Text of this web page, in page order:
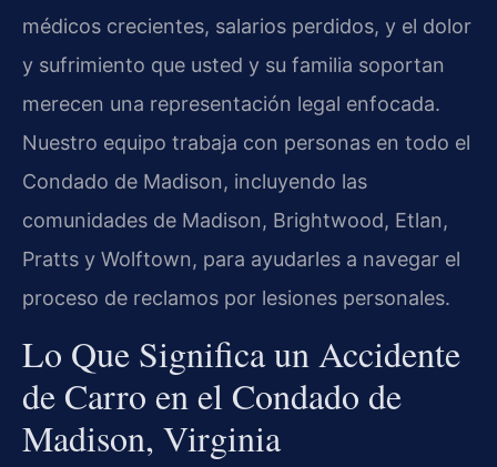
médicos crecientes, salarios perdidos, y el dolor
y sufrimiento que usted y su familia soportan
merecen una representación legal enfocada.
Nuestro equipo trabaja con personas en todo el
Condado de Madison, incluyendo las
comunidades de Madison, Brightwood, Etlan,
Pratts y Wolftown, para ayudarles a navegar el
proceso de reclamos por lesiones personales.
Lo Que Significa un Accidente
de Carro en el Condado de
Madison, Virginia